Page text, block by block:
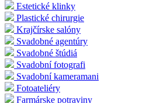
Estetické klinky
Plastické chirurgie
Krajčírske salóny
Svadobné agentúry
Svadobné štúdiá
Svadobní fotografi
Svadobní kameramani
Fotoateliéry
Farmárske potraviny